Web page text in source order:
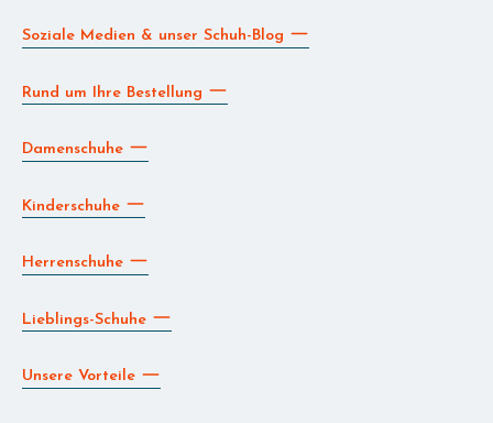
Soziale Medien & unser Schuh-Blog
Rund um Ihre Bestellung
Damenschuhe
Kinderschuhe
Herrenschuhe
Lieblings-Schuhe
Unsere Vorteile